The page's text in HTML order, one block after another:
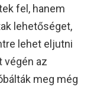
fel, hanem
lehetőséget,
lehet eljutni
végén az
meg még